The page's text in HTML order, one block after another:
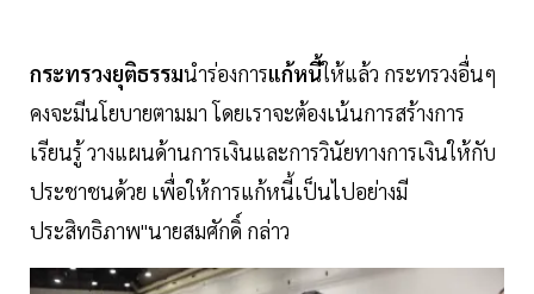
กระทรวงยุติธรรมนำร่องการแก้หนี้ให้แล้ว กระทรวงอื่นๆ
คงจะมีนโยบายตามมา โดยเราจะต้องเน้นการสร้างการ
เรียนรู้ วางแผนด้านการเงินและการวินัยทางการเงินให้กับ
ประชาชนด้วย เพื่อให้การแก้หนี้เป็นไปอย่างมี
ประสิทธิภาพ"นายสมศักดิ์ กล่าว